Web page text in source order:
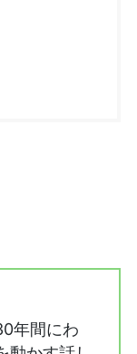
年間にわ